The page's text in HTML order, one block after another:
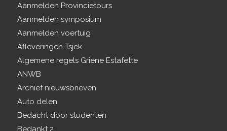
Aanmelden Provincietours
Aanmelden symposium
Aanmelden voertuig
Afleveringen Tsjek
Algemene regels Griene Estafette
ANWB
Archief nieuwsbrieven
Auto delen
Bedacht door studenten
Bedankt 2